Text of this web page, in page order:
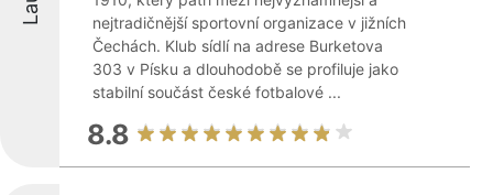
nejtradičnější sportovní organizace v jižních
Čechách. Klub sídlí na adrese Burketova
303 v Písku a dlouhodobě se profiluje jako
stabilní součást české fotbalové ...
8.8